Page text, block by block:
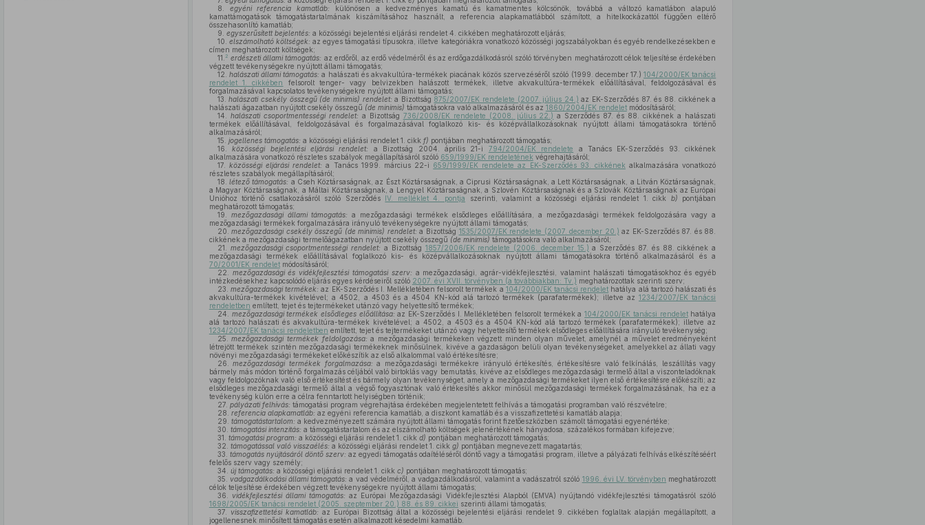
8.
egyéni referencia kamatláb: különösen a kedvezményes kamatú és kamatmentes kölcsönök, továbbá a változó kamatlábon alapuló
kamattámogatások támogatástartalmának kiszámításához használt, a referencia alapkamatlábból számított, a hitelkockázattól függően eltérő
összehasonlító kamatláb;
9. egyszerűsített bejelentés: a közösségi bejelentési eljárási rendelet 4. cikkében meghatározott eljárás;
10. elszámolható költségek:az egyes támogatási típusokra, illetve kategóriákra vonatkozó közösségi jogszabályokban és egyéb rendelkezésekben e
címen meghatározott költségek;
11. 2 erdészeti állami támogatás: az erdőről, az erdő védelméről és az erdőgazdálkodásról szóló törvényben meghatározott célok teljesítése érdekében
végzett tevékenységekre nyújtott állami támogatás;
12. halászati állami támogatás:a halászati és akvakultúra-termékek piacának közös szervezéséről szóló (1999. december 17.)104/2000/EK tanácsi
rendelet 1. cikkében
felsorolt tenger- vagy belvizekben halászott termékek, illetve akvakultúra-termékek előállításával, feldolgozásával és
forgalmazásával kapcsolatos tevékenységekre nyújtott állami támogatás;
13.
halászati csekély összegű (de minimis) rendelet:a Bizottság 875/2007/EK rendelete (2007. július 24.) az EK-Szerződés 87. és 88. cikkének a
halászati ágazatban nyújtott csekély összegű (de minimis) támogatásokra való alkalmazásáról és az 1860/2004/EK rendeletmódosításáról;
14.
halászati csoportmentességi rendelet: a Bizottság 736/2008/EK rendelete (2008. július 22.) a Szerződés 87. és 88. cikkének a halászati
termékek előállításával, feldolgozásával és forgalmazásával foglalkozó kis- és középvállalkozásoknak nyújtott állami támogatásokra történő
alkalmazásáról;
15. jogellenes támogatás: a közösségi eljárási rendelet 1. cikk f) pontjában meghatározott támogatás;
16.
közösségi bejelentési eljárási rendelet: a Bizottság 2004. április 21-i 794/2004/EK rendelete
a Tanács EK-Szerződés 93. cikkének
alkalmazására vonatkozó részletes szabályok megállapításáról szóló 659/1999/EK rendeletének végrehajtásáról;
17.
közösségi eljárási rendelet:a Tanács 1999. március 22-i 659/1999/EK rendelete az EK-Szerződés 93. cikkének alkalmazására vonatkozó
részletes szabályok megállapításáról;
18. létező támogatás: a Cseh Köztársaságnak, az Észt Köztársaságnak, a Ciprusi Köztársaságnak, a Lett Köztársaságnak, a Litván Köztársaságnak,
a Magyar Köztársaságnak, a Máltai Köztársaságnak, a Lengyel Köztársaságnak, a Szlovén Köztársaságnak és a Szlovák Köztársaságnak az Európai
Unióhoz történő csatlakozásáról szóló Szerződés IV. melléklet 4. pontja szerinti, valamint a közösségi eljárási rendelet 1. cikk b) pontjában
meghatározott támogatás;
19.
mezőgazdasági állami támogatás:a mezőgazdasági termékek elsődleges előállítására, a mezőgazdasági termékek feldolgozására vagy a
mezőgazdasági termékek forgalmazására irányuló tevékenységekre nyújtott állami támogatás;
20.
mezőgazdasági csekély összegű (de minimis) rendelet:a Bizottság 1535/2007/EK rendelete (2007. december 20.) az EK-Szerződés 87. és 88.
cikkének a mezőgazdasági termelőágazatban nyújtott csekély összegű (de minimis) támogatásokra való alkalmazásáról;
21.
mezőgazdasági csoportmentességi rendelet: a Bizottság 1857/2006/EK rendelete (2006. december 15.) a Szerződés 87. és 88. cikkének a
mezőgazdasági termékek előállításával foglalkozó kis- és középvállalkozásoknak nyújtott állami támogatásokra történő alkalmazásáról és a
70/2001/EK rendeletmódosításáról;
22.
mezőgazdasági és vidékfejlesztési támogatási szerv: a mezőgazdasági, agrár-vidékfejlesztési, valamint halászati támogatásokhoz és egyéb
intézkedésekhez kapcsolódó eljárás egyes kérdéseiről szóló 2007. évi XVII. törvényben (a továbbiakban: Tv.) meghatározottak szerinti szerv;
23. mezőgazdasági termékek:az EK-Szerződés I. Mellékletében felsorolt termékek a 104/2000/EK tanácsi rendelet hatálya alá tartozó halászati és
akvakultúra-termékek kivételével; a 4502, a 4503 és a 4504 KN-kód alá tartozó termékek (parafatermékek); illetve az 1234/2007/EK tanácsi
rendeletben említett, tejet és tejtermékeket utánzó vagy helyettesítő termékek;
24.
mezőgazdasági termékek elsődleges előállítása:az EK-Szerződés I. Mellékletében felsorolt termékek a104/2000/EK tanácsi rendelethatálya
alá tartozó halászati és akvakultúra-termékek kivételével; a 4502, a 4503 és a 4504 KN-kód alá tartozó termékek (parafatermékek); illetve az
1234/2007/EK tanácsi rendeletben említett, tejet és tejtermékeket utánzó vagy helyettesítő termékek elsődleges előállítására irányuló tevékenység;
25.
mezőgazdasági termékek feldolgozása:a mezőgazdasági termékeken végzett minden olyan művelet, amelynél a művelet eredményeként
létrejött termékek szintén mezőgazdasági termékeknek minősülnek, kivéve a gazdaságon belüli olyan tevékenységeket, amelyekkel az állati vagy
növényi mezőgazdasági termékeket előkészítik az első alkalommal való értékesítésre;
26.
mezőgazdasági termékek forgalmazása:a mezőgazdasági termékekre irányuló értékesítés, értékesítésre való felkínálás, leszállítás vagy
bármely más módon történő forgalmazás céljából való birtoklás vagy bemutatás, kivéve az elsődleges mezőgazdasági termelő által a viszonteladóknak
vagy feldolgozóknak való első értékesítést és bármely olyan tevékenységet, amely a mezőgazdasági termékeket ilyen első értékesítésre előkészíti; az
elsődleges mezőgazdasági termelő által a végső fogyasztónak való értékesítés akkor minősül mezőgazdasági termékek forgalmazásának, ha ez a
tevékenység külön erre a célra fenntartott helyiségben történik;
27. pályázati felhívás: támogatási program végrehajtása érdekében megjelentetett felhívás a támogatási programban való részvételre;
28. referencia alapkamatláb: az egyéni referencia kamatláb, a diszkont kamatláb és a visszafizettetési kamatláb alapja;
29. támogatástartalom: a kedvezményezett számára nyújtott állami támogatás forint fizetőeszközben számolt támogatási egyenértéke;
30. támogatási intenzitás: a támogatástartalom és az elszámolható költségek jelenértékének hányadosa, százalékos formában kifejezve;
31. támogatási program: a közösségi eljárási rendelet 1. cikk d) pontjában meghatározott támogatás;
32. támogatással való visszaélés: a közösségi eljárási rendelet 1. cikk g) pontjában megnevezett magatartás;
33. támogatás nyújtásáról döntő szerv: az egyedi támogatás odaítéléséről döntő vagy a támogatási program, illetve a pályázati felhívás elkészítéséért
felelős szerv vagy személy;
34. új támogatás: a közösségi eljárási rendelet 1. cikk c) pontjában meghatározott támogatás;
35.
vadgazdálkodási állami támogatás:a vad védelméről, a vadgazdálkodásról, valamint a vadászatról szóló 1996. évi LV. törvényben meghatározott
célok teljesítése érdekében végzett tevékenységekre nyújtott állami támogatás;
36.
vidékfejlesztési állami támogatás:az Európai Mezőgazdasági Vidékfejlesztési Alapból (EMVA) nyújtandó vidékfejlesztési támogatásról szóló
1698/2005/EK tanácsi rendelet (2005. szeptember 20.) 88. és 89. cikkei szerinti állami támogatás;
37.
visszafizettetési kamatláb: az Európai Bizottság által a közösségi bejelentési eljárási rendelet 9. cikkében foglaltak alapján megállapított, a
jogellenesnek minősített támogatás esetén alkalmazott késedelmi kamatláb.